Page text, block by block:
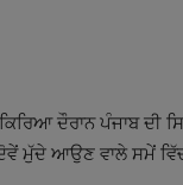
ਦੌਰਾਨ ਪੰਜਾਬ ਦੀ
ਮੁੱਦੇ ਆਉਣ ਵਾਲੇ ਸਮੇਂ